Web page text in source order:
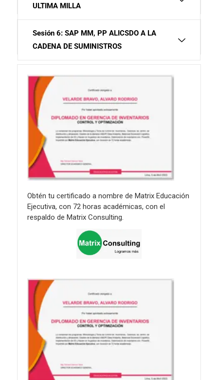
ULTIMA MILLA
Sesión 6: SAP MM, PP ALICSDO A LA
CADENA DE SUMINISTROS
Obtén tu certificado a nombre de Matrix Educación
Ejecutiva, con 72 horas académicas, con el
respaldo de Matrix Consulting.